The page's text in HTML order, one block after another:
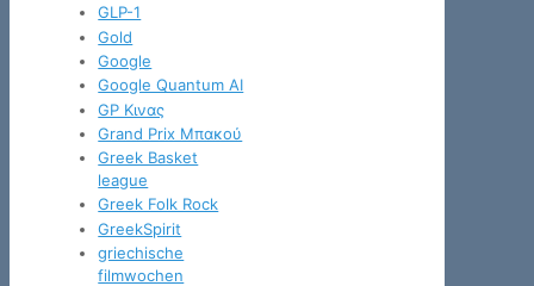
GLP-1
Gold
Google
Google Quantum AI
GP Κινας
Grand Prix Μπακού
Greek Basket
league
Greek Folk Rock
GreekSpirit
griechische
filmwochen